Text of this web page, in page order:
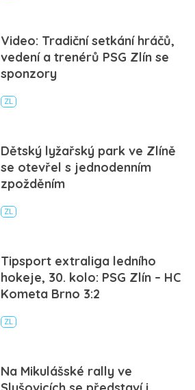
Video: Tradiční setkání hráčů,
vedení a trenérů PSG Zlín se
sponzory
ZL
Dětský lyžařský park ve Zlíně
se otevřel s jednodenním
zpožděním
ZL
Tipsport extraliga ledního
hokeje, 30. kolo: PSG Zlín – HC
Kometa Brno 3:2
ZL
Na Mikulášské rally ve